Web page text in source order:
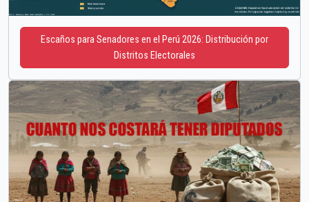
Escaños para Senadores en el Perú 2026: Distribución por
Distritos Electorales